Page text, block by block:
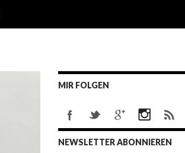
MIR FOLGEN
NEWSLETTER ABONNIEREN